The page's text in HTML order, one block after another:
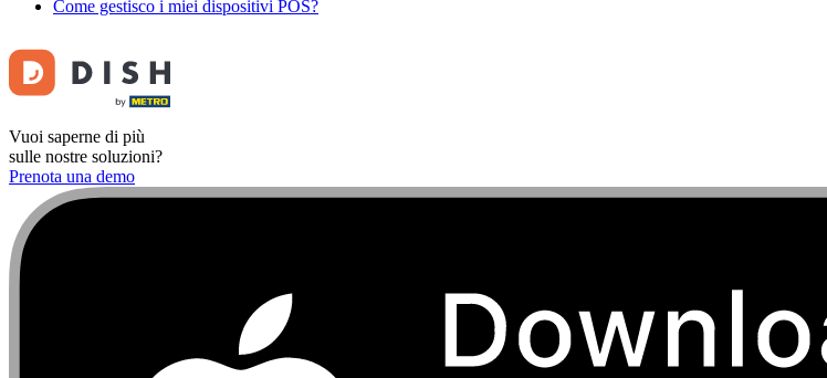
Come gestisco i miei dispositivi POS?
Vuoi saperne di più
sulle nostre soluzioni?
Prenota una demo